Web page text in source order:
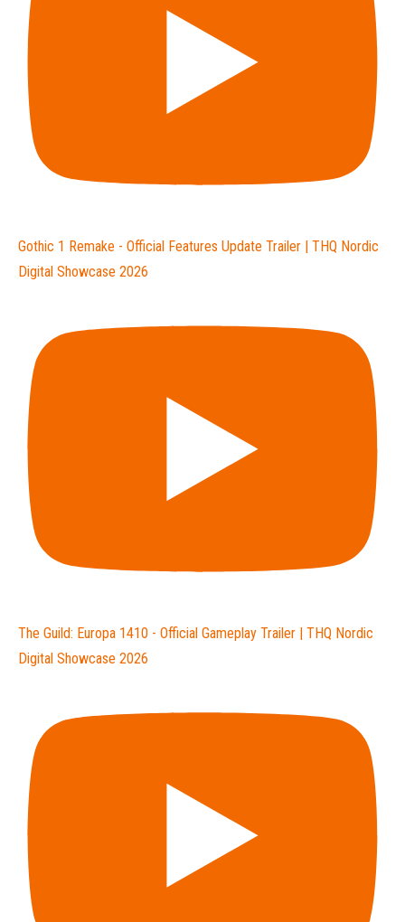
Gothic 1 Remake - Official Features Update Trailer | THQ Nordic
Digital Showcase 2026
The Guild: Europa 1410 - Official Gameplay Trailer | THQ Nordic
Digital Showcase 2026